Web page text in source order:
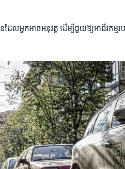
នកអាចអនុវត្ត ដើម្បីជួយឱ្យអាជីវកម្ម